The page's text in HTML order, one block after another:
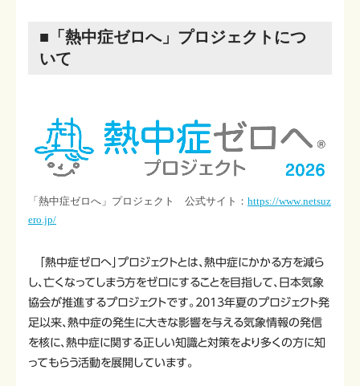
■「熱中症ゼロへ」プロジェクトにつ
いて
「熱中症ゼロへ」プロジェクト 公式サイト： https://www.netsuz
ero.jp/
「熱中症ゼロへ」プロジェクトとは、熱中症にかかる方を減ら
し、亡くなってしまう方をゼロにすることを目指して、日本気象
協会が推進するプロジェクトです。2013年夏のプロジェクト発
足以来、熱中症の発生に大きな影響を与える気象情報の発信
を核に、熱中症に関する正しい知識と対策をより多くの方に知
ってもらう活動を展開しています。